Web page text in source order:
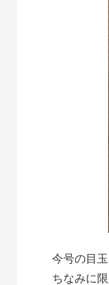
今号の目
ちなみに